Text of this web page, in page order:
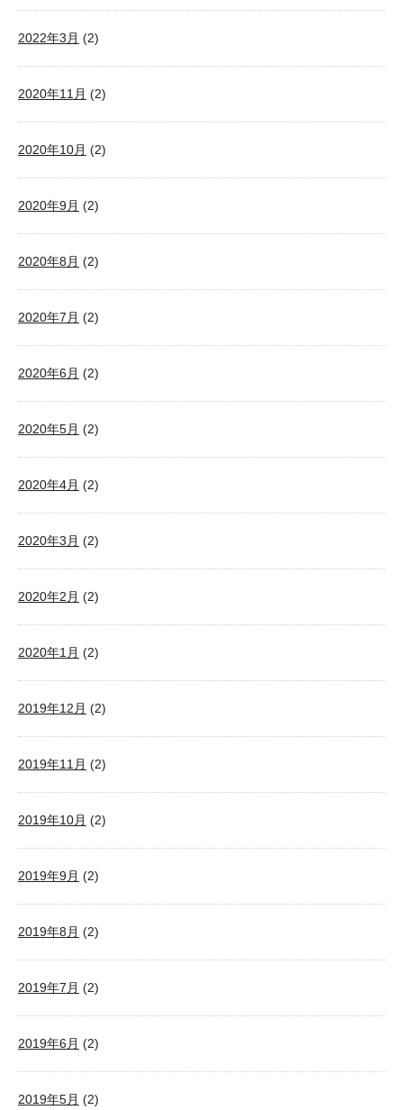
2022年3月 (2)
2020年11月 (2)
2020年10月 (2)
2020年9月 (2)
2020年8月 (2)
2020年7月 (2)
2020年6月 (2)
2020年5月 (2)
2020年4月 (2)
2020年3月 (2)
2020年2月 (2)
2020年1月 (2)
2019年12月 (2)
2019年11月 (2)
2019年10月 (2)
2019年9月 (2)
2019年8月 (2)
2019年7月 (2)
2019年6月 (2)
2019年5月 (2)